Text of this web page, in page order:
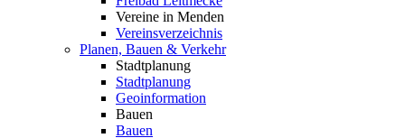
Vereine in Menden
Vereinsverzeichnis
Planen, Bauen & Verkehr
Stadtplanung
Stadtplanung
Geoinformation
Bauen
Bauen